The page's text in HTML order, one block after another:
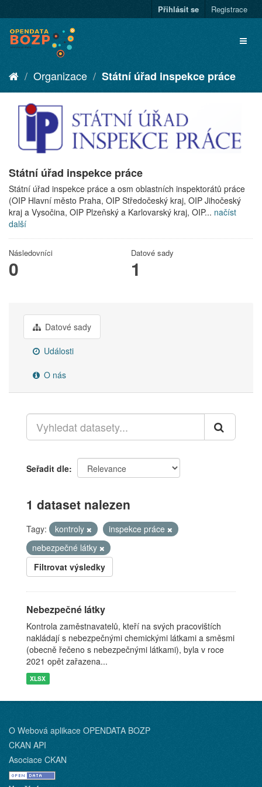
Přihlásit se Registrace
Organizace Státní úřad inspekce práce
Státní úřad inspekce práce
Státní úřad inspekce práce a osm oblastních inspektorátů práce
(OIP Hlavní město Praha, OIP Středočeský kraj, OIP Jihočeský
kraj a Vysočina, OIP Plzeňský a Karlovarský kraj, OIP... načíst
další
Následovníci
0
Datové sady
1
Datové sady
Události
O nás
Seřadit dle
1 dataset nalezen
Tagy: kontroly
inspekce práce
nebezpečné látky
Filtrovat výsledky
Nebezpečné látky
Kontrola zaměstnavatelů, kteří na svých pracovištích
nakládají s nebezpečnými chemickými látkami a směsmi
(obecně řečeno s nebezpečnými látkami), byla v roce
2021 opět zařazena...
XLSX
O Webová aplikace OPENDATA BOZP
CKAN API
Asociace CKAN